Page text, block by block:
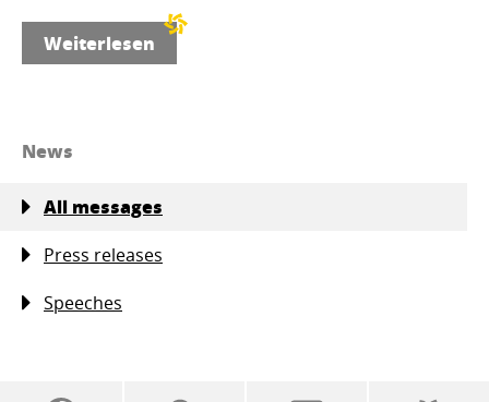
Weiterlesen
News
All messages
Press releases
Speeches